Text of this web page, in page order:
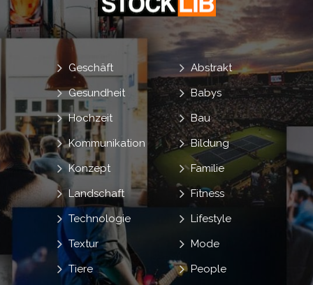
Abstrakt
Babys
Bau
Bildung
Familie
Fitness
Geschäft
Gesundheit
Hochzeit
Kommunikation
Konzept
Landschaft
Lifestyle
Mode
People
Technologie
Textur
Tiere